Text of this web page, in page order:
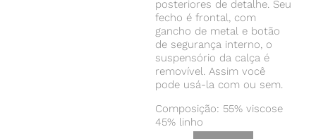
posteriores de detalhe. Seu
fecho é frontal, com
gancho de metal e botão
de segurança interno, o
suspensório da calça é
removível. Assim você
pode usá-la com ou sem.
Composição: 55% viscose
45% linho